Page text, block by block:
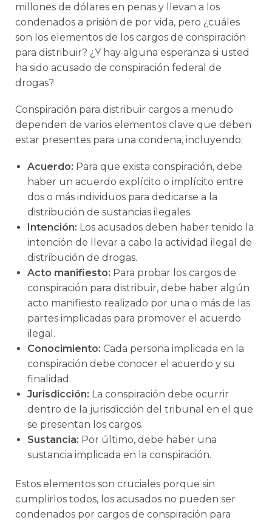
millones de dólares en penas y llevan a los
condenados a prisión de por vida, pero ¿cuáles
son los elementos de los cargos de conspiración
para distribuir? ¿Y hay alguna esperanza si usted
ha sido acusado de conspiración federal de
drogas?
Conspiración para distribuir cargos a menudo
dependen de varios elementos clave que deben
estar presentes para una condena, incluyendo:
Acuerdo: Para que exista conspiración, debe
haber un acuerdo explícito o implícito entre
dos o más individuos para dedicarse a la
distribución de sustancias ilegales.
Intención: Los acusados deben haber tenido la
intención de llevar a cabo la actividad ilegal de
distribución de drogas.
Acto manifiesto: Para probar los cargos de
conspiración para distribuir, debe haber algún
acto manifiesto realizado por una o más de las
partes implicadas para promover el acuerdo
ilegal.
Conocimiento: Cada persona implicada en la
conspiración debe conocer el acuerdo y su
finalidad.
Jurisdicción: La conspiración debe ocurrir
dentro de la jurisdicción del tribunal en el que
se presentan los cargos.
Sustancia: Por último, debe haber una
sustancia implicada en la conspiración.
Estos elementos son cruciales porque sin
cumplirlos todos, los acusados no pueden ser
condenados por cargos de conspiración para